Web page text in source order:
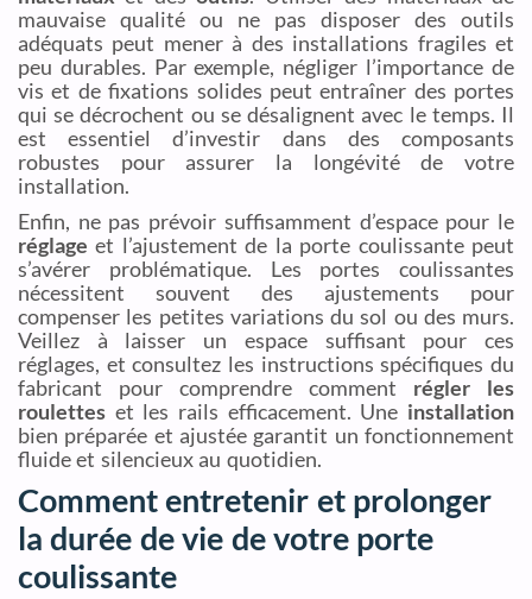
mauvaise qualité ou ne pas disposer des outils
adéquats peut mener à des installations fragiles et
peu durables. Par exemple, négliger l’importance de
vis et de fixations solides peut entraîner des portes
qui se décrochent ou se désalignent avec le temps. Il
est essentiel d’investir dans des composants
robustes pour assurer la longévité de votre
installation.
Enfin, ne pas prévoir suffisamment d’espace pour le
réglage et l’ajustement de la porte coulissante peut
s’avérer problématique. Les portes coulissantes
nécessitent souvent des ajustements pour
compenser les petites variations du sol ou des murs.
Veillez à laisser un espace suffisant pour ces
réglages, et consultez les instructions spécifiques du
fabricant pour comprendre comment régler les
roulettes et les rails efficacement. Une installation
bien préparée et ajustée garantit un fonctionnement
fluide et silencieux au quotidien.
Comment entretenir et prolonger
la durée de vie de votre porte
coulissante